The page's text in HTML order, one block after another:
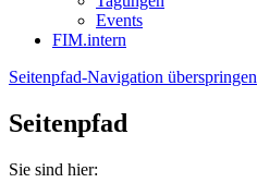
Events
FIM.intern
Seitenpfad-Navigation überspringen
Seitenpfad
Sie sind hier: